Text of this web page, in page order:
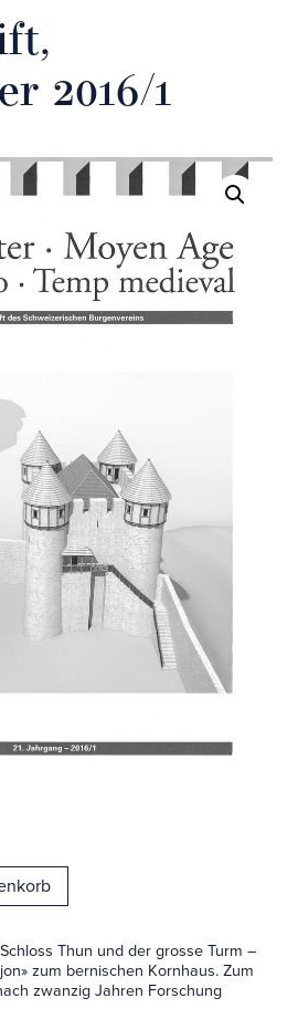
2016/1
Thun und der grosse Turm –
zum bernischen Kornhaus. Zum
zwanzig Jahren Forschung